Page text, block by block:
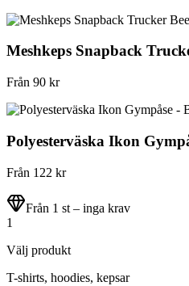
Meshkeps Snapback
Från 90 kr
Polyesterväska Ikon
Från 122 kr
Från 1 st – inga krav
1
Välj produkt
T-shirts, hoodies, kepsar